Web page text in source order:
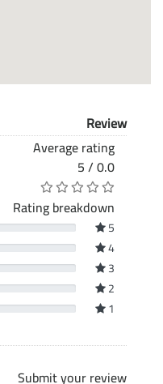
Review
Average rating
0.0 / 5
Rating breakdown
5
4
3
2
1
Submit your review